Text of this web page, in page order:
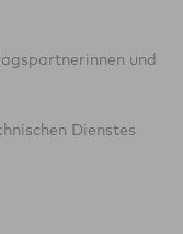
und
Dienstes